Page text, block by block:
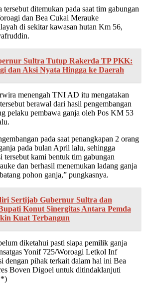
tersebut ditemukan pada saat tim gabungan
dan Bea Cukai Merauke
di sekitar kawasan hutan Km 56,
Sultra Tutup Rakerda TP PKK:
dan Aksi Nyata Hingga ke Daerah
menengah TNI AD itu mengatakan
berawal dari hasil pengembangan
pelaku pembawa ganja oleh Pos KM 53
pada saat penangkapan 2 orang
pada bulan April lalu, sehingga
tersebut kami bentuk tim gabungan
dan berhasil menemukan ladang ganja
pohon ganja,” pungkasnya.
Sertijab Gubernur Sultra dan
Konut Sinergitas Antara Pemda
Kuat Terbangun
diketahui pasti siapa pemilik ganja
Yonif 725/Woroagi Letkol Inf
dengan pihak terkait dalam hal ini Bea
Boven Digoel untuk ditindaklanjuti